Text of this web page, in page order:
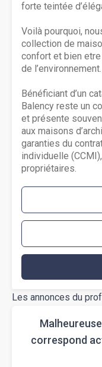
forte teintée
Voilà pourquoi,
collection de
confort et bien
de l’environnement.
Bénéficiant d’un
Balency reste un
et présente
aux maisons
garanties du
individuelle
propriétaires.
Les annonces du
correspond